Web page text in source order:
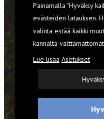
TILAA
Painamalla "Hyväksy
evästeiden latauksen.
valinta estää kaikki
kannalta
Lue lisää Asetukset